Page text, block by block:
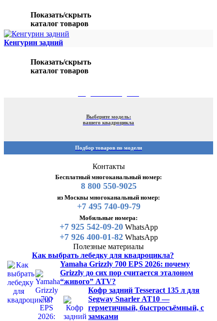
Показать/скрыть
каталог товаров
Кенгурин задний
Показать/скрыть
каталог товаров
Выберите модель:
вашего квадроцикла
Подбор товаров по модели
Контакты
Бесплатный многоканальный номер:
8 800 550-9025
из Москвы многоканальный номер:
+7 495 740-09-79
Мобильные номера:
+7 925 542-09-20WhatsApp
+7 926 400-01-82WhatsApp
Полезные материалы
Как выбрать лебедку для квадроцикла?
Yamaha Grizzly 700 EPS 2026: почему
Grizzly до сих пор считается эталоном
“живого” ATV?
Кофр задний Tesseract 135 л для
Segway Snarler AT10 —
герметичный, быстросъёмный, с
замками